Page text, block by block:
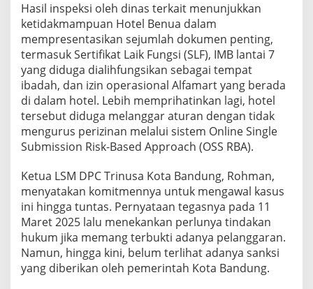
Hasil inspeksi oleh dinas terkait menunjukkan
ketidakmampuan Hotel Benua dalam
mempresentasikan sejumlah dokumen penting,
termasuk Sertifikat Laik Fungsi (SLF), IMB lantai 7
yang diduga dialihfungsikan sebagai tempat
ibadah, dan izin operasional Alfamart yang berada
di dalam hotel. Lebih memprihatinkan lagi, hotel
tersebut diduga melanggar aturan dengan tidak
mengurus perizinan melalui sistem Online Single
Submission Risk-Based Approach (OSS RBA).
Ketua LSM DPC Trinusa Kota Bandung, Rohman,
menyatakan komitmennya untuk mengawal kasus
ini hingga tuntas. Pernyataan tegasnya pada 11
Maret 2025 lalu menekankan perlunya tindakan
hukum jika memang terbukti adanya pelanggaran.
Namun, hingga kini, belum terlihat adanya sanksi
yang diberikan oleh pemerintah Kota Bandung.